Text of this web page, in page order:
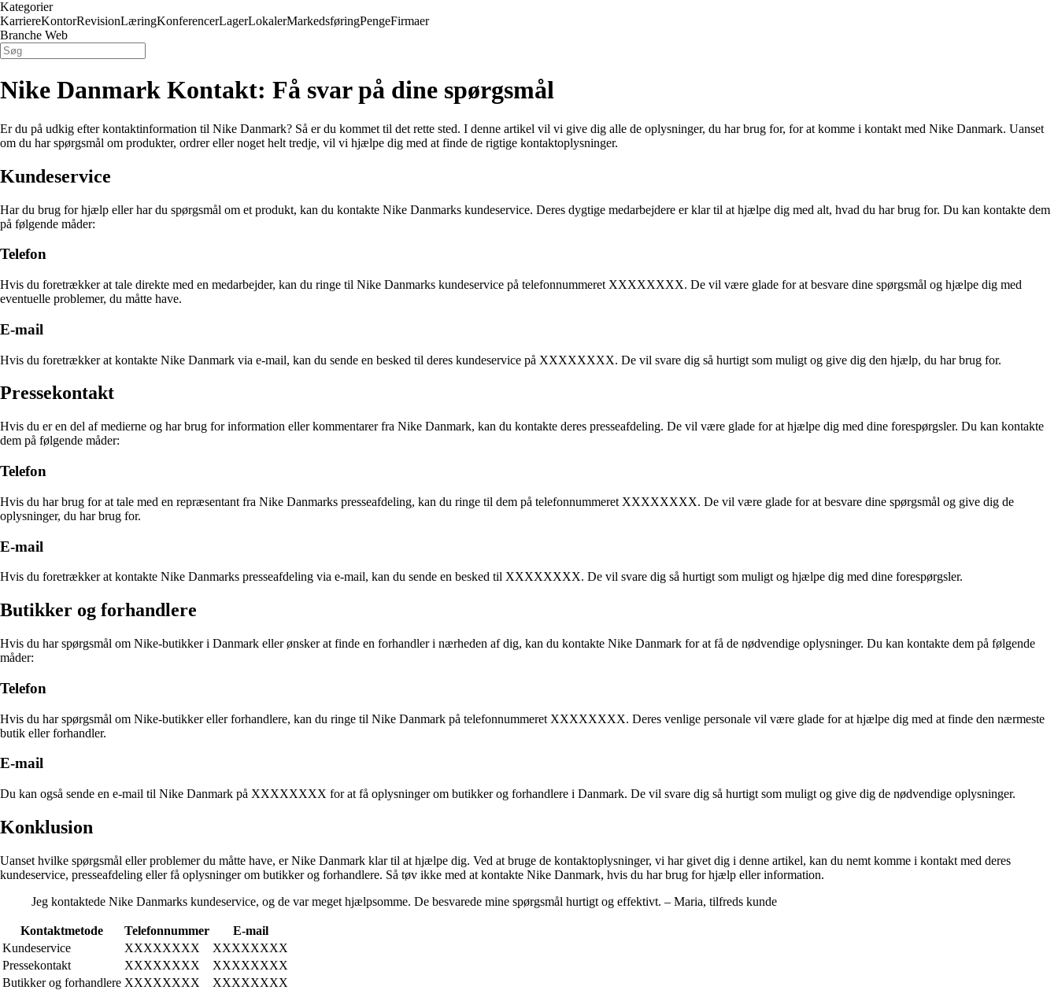
Kategorier
KarriereKontorRevisionLæringKonferencerLagerLokalerMarkedsføringPengeFirmaer
Branche Web
Nike Danmark Kontakt: Få svar på dine spørgsmål
Er du på udkig efter kontaktinformation til Nike Danmark? Så er du kommet til det rette sted. I denne artikel vil vi give dig alle de oplysninger, du har brug for, for at komme i kontakt med Nike Danmark. Uanset
om du har spørgsmål om produkter, ordrer eller noget helt tredje, vil vi hjælpe dig med at finde de rigtige kontaktoplysninger.
Kundeservice
Har du brug for hjælp eller har du spørgsmål om et produkt, kan du kontakte Nike Danmarks kundeservice. Deres dygtige medarbejdere er klar til at hjælpe dig med alt, hvad du har brug for. Du kan kontakte dem
på følgende måder:
Telefon
Hvis du foretrækker at tale direkte med en medarbejder, kan du ringe til Nike Danmarks kundeservice på telefonnummeret XXXXXXXX. De vil være glade for at besvare dine spørgsmål og hjælpe dig med
eventuelle problemer, du måtte have.
E-mail
Hvis du foretrækker at kontakte Nike Danmark via e-mail, kan du sende en besked til deres kundeservice på XXXXXXXX. De vil svare dig så hurtigt som muligt og give dig den hjælp, du har brug for.
Pressekontakt
Hvis du er en del af medierne og har brug for information eller kommentarer fra Nike Danmark, kan du kontakte deres presseafdeling. De vil være glade for at hjælpe dig med dine forespørgsler. Du kan kontakte
dem på følgende måder:
Telefon
Hvis du har brug for at tale med en repræsentant fra Nike Danmarks presseafdeling, kan du ringe til dem på telefonnummeret XXXXXXXX. De vil være glade for at besvare dine spørgsmål og give dig de
oplysninger, du har brug for.
E-mail
Hvis du foretrækker at kontakte Nike Danmarks presseafdeling via e-mail, kan du sende en besked til XXXXXXXX. De vil svare dig så hurtigt som muligt og hjælpe dig med dine forespørgsler.
Butikker og forhandlere
Hvis du har spørgsmål om Nike-butikker i Danmark eller ønsker at finde en forhandler i nærheden af dig, kan du kontakte Nike Danmark for at få de nødvendige oplysninger. Du kan kontakte dem på følgende
måder:
Telefon
Hvis du har spørgsmål om Nike-butikker eller forhandlere, kan du ringe til Nike Danmark på telefonnummeret XXXXXXXX. Deres venlige personale vil være glade for at hjælpe dig med at finde den nærmeste
butik eller forhandler.
E-mail
Du kan også sende en e-mail til Nike Danmark på XXXXXXXX for at få oplysninger om butikker og forhandlere i Danmark. De vil svare dig så hurtigt som muligt og give dig de nødvendige oplysninger.
Konklusion
Uanset hvilke spørgsmål eller problemer du måtte have, er Nike Danmark klar til at hjælpe dig. Ved at bruge de kontaktoplysninger, vi har givet dig i denne artikel, kan du nemt komme i kontakt med deres
kundeservice, presseafdeling eller få oplysninger om butikker og forhandlere. Så tøv ikke med at kontakte Nike Danmark, hvis du har brug for hjælp eller information.
Jeg kontaktede Nike Danmarks kundeservice, og de var meget hjælpsomme. De besvarede mine spørgsmål hurtigt og effektivt. – Maria, tilfreds kunde
Kontaktmetode Telefonnummer
E-mail
Kundeservice
XXXXXXXX
XXXXXXXX
Pressekontakt
XXXXXXXX
XXXXXXXX
Butikker og forhandlere XXXXXXXX XXXXXXXX